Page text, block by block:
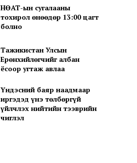
НӨАТ-ын сугалааны
тохирол өнөөдөр 13:00 цагт
болно
Тажикистан Улсын
Ерөнхийлөгчийг албан
ёсоор угтаж авлаа
Үндэсний баяр наадмаар
иргэдэд үнэ төлбөргүй
үйлчлэх нийтийн тээврийн
чиглэл